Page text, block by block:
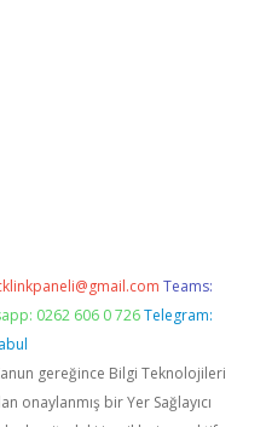
Teams:
0262 606 0 726 Telegram:
gereğince Bilgi Teknolojileri
onaylanmış bir Yer Sağlayıcı